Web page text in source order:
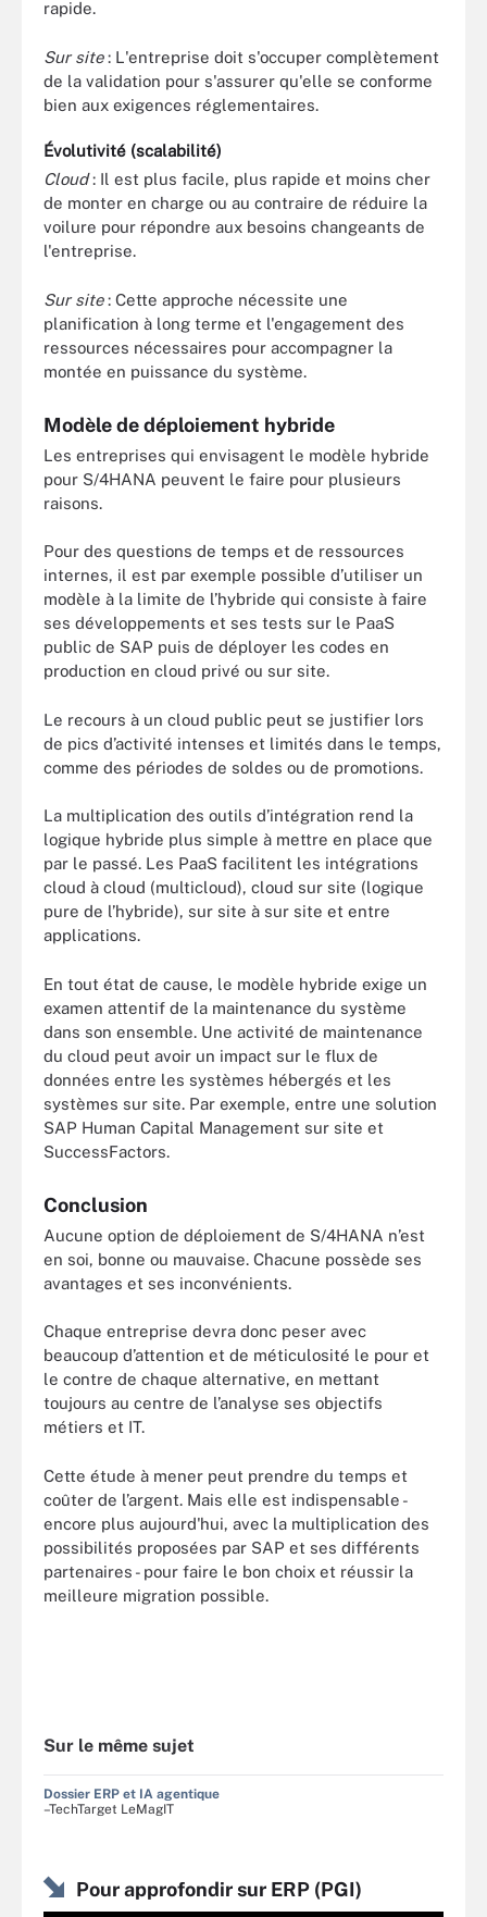
rapide.
Sur site: L'entreprise doit s'occuper complètement
de la validation pour s'assurer qu'elle se conforme
bien aux exigences réglementaires.
Évolutivité (scalabilité)
Cloud: Il est plus facile, plus rapide et moins cher
de monter en charge ou au contraire de réduire la
voilure pour répondre aux besoins changeants de
l'entreprise.
Sur site: Cette approche nécessite une
planification à long terme et l'engagement des
ressources nécessaires pour accompagner la
montée en puissance du système.
Modèle de déploiement hybride
Les entreprises qui envisagent le modèle hybride
pour S/4HANA peuvent le faire pour plusieurs
raisons.
Pour des questions de temps et de ressources
internes, il est par exemple possible d’utiliser un
modèle à la limite de l’hybride qui consiste à faire
ses développements et ses tests sur le PaaS
public de SAP puis de déployer les codes en
production en cloud privé ou sur site.
Le recours à un cloud public peut se justifier lors
de pics d’activité intenses et limités dans le temps,
comme des périodes de soldes ou de promotions.
La multiplication des outils d’intégration rend la
logique hybride plus simple à mettre en place que
par le passé. Les PaaS facilitent les intégrations
cloud à cloud (multicloud), cloud sur site (logique
pure de l’hybride), sur site à sur site et entre
applications.
En tout état de cause, le modèle hybride exige un
examen attentif de la maintenance du système
dans son ensemble. Une activité de maintenance
du cloud peut avoir un impact sur le flux de
données entre les systèmes hébergés et les
systèmes sur site. Par exemple, entre une solution
SAP Human Capital Management sur site et
SuccessFactors.
Conclusion
Aucune option de déploiement de S/4HANA n’est
en soi, bonne ou mauvaise. Chacune possède ses
avantages et ses inconvénients.
Chaque entreprise devra donc peser avec
beaucoup d’attention et de méticulosité le pour et
le contre de chaque alternative, en mettant
toujours au centre de l’analyse ses objectifs
métiers et IT.
Cette étude à mener peut prendre du temps et
coûter de l’argent. Mais elle est indispensable -
encore plus aujourd'hui, avec la multiplication des
possibilités proposées par SAP et ses différents
partenaires - pour faire le bon choix et réussir la
meilleure migration possible.
Sur le même sujet
Dossier ERP et IA agentique
–TechTarget LeMagIT
Pour approfondir sur ERP (PGI)